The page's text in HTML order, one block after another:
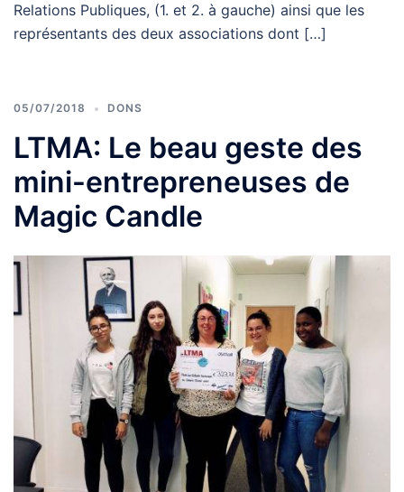
Relations Publiques, (1. et 2. à gauche) ainsi que les
représentants des deux associations dont […]
05/07/2018 DONS
LTMA: Le beau geste des
mini-entrepreneuses de
Magic Candle